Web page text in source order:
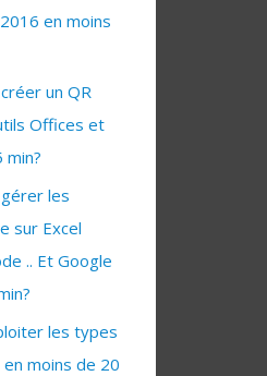
en moins
un QR
Offices et
min?
les
sur Excel
.. Et Google
les types
moins de 20